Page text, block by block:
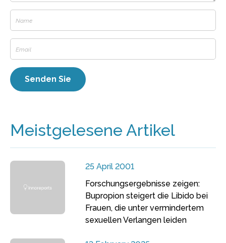
Meistgelesene Artikel
25 April 2001
Forschungsergebnisse zeigen:
Bupropion steigert die Libido bei
Frauen, die unter vermindertem
sexuellen Verlangen leiden